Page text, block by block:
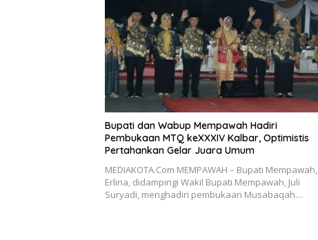
Bupati dan Wabup Mempawah Hadiri
Pembukaan MTQ keXXXIV Kalbar, Optimistis
Pertahankan Gelar Juara Umum
MEDIAKOTA.Com MEMPAWAH – Bupati Mempawah,
Erlina, didampingi Wakil Bupati Mempawah, Juli
Suryadi, menghadiri pembukaan Musabaqah…